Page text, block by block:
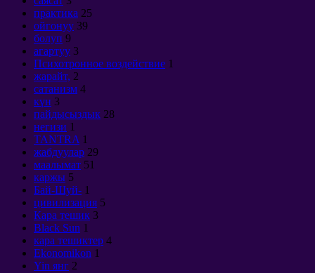
практика 25
ойгонуу 39
болуп 9
агартуу 3
Психотронное воздействие 1
жарайт, 2
сатанизм 4
күн 3
пайдысыздык 28
негизи 1
TANTRA 1
жабдуулар 29
маалымат 51
каржы 5
Бай-Шуй- 1
цивилизация 5
Кара тешик 3
Black Sun 1
кара тешиктер 4
Ekonomikon 1
Yin янг 2